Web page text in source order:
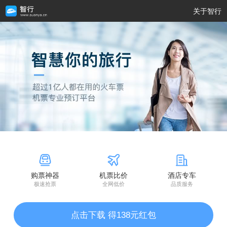
关于智行
购票神器
极速抢票
机票比价
全网低价
酒店专车
品质服务
点击下载 得138元红包